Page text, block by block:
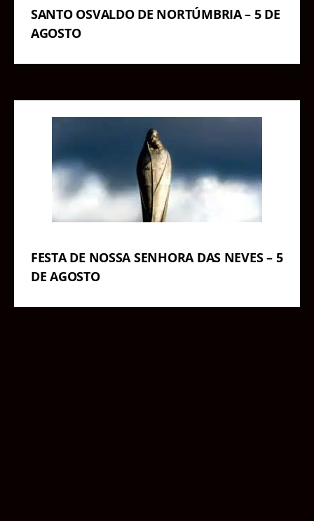
SANTO OSVALDO DE NORTÚMBRIA – 5 DE
AGOSTO
FESTA DE NOSSA SENHORA DAS NEVES – 5
DE AGOSTO